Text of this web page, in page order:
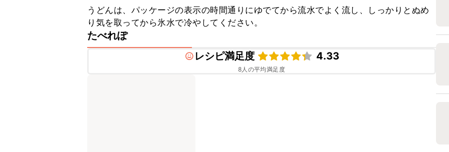
うどんは、パッケージの表示の時間通りにゆでてから流水でよく流し、しっかりとぬめ
り気を取ってから氷水で冷やしてください。
たべれぽ
レシピ満足度
4.33
8人の平均満足度